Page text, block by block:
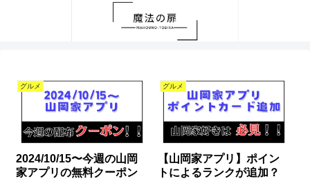
グルメ
2024/10/15〜今週の山岡
家アプリの無料クーポン
グルメ
【山岡家アプリ】ポイン
トによるランクが追加？